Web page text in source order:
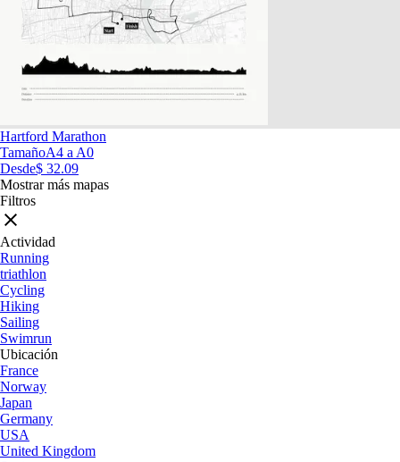
Hartford Marathon
TamañoA4 a A0
Desde$ 32.09
Mostrar más mapas
Filtros
Actividad
Running
triathlon
Cycling
Hiking
Sailing
Swimrun
Ubicación
France
Norway
Japan
Germany
USA
United Kingdom